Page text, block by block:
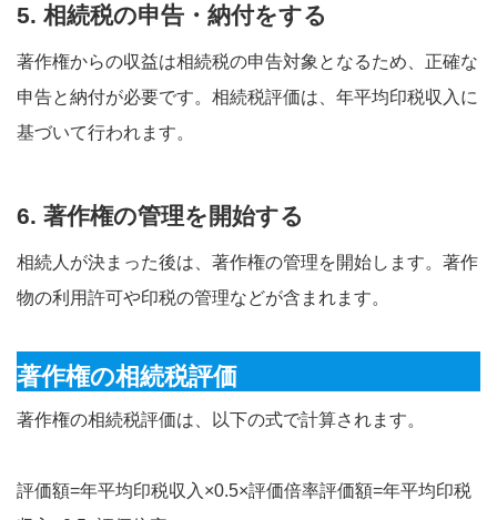
5. 相続税の申告・納付をする
著作権からの収益は相続税の申告対象となるため、正確な
申告と納付が必要です。相続税評価は、年平均印税収入に
基づいて行われます。
6. 著作権の管理を開始する
相続人が決まった後は、著作権の管理を開始します。著作
物の利用許可や印税の管理などが含まれます。
著作権の相続税評価
著作権の相続税評価は、以下の式で計算されます。
評価額=年平均印税収入×0.5×評価倍率評価額=年平均印税